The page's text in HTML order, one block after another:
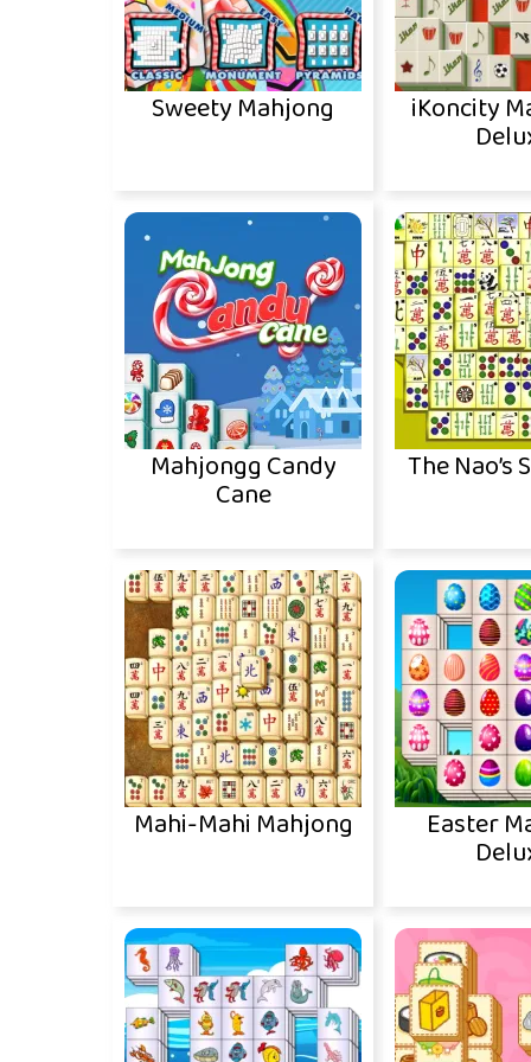
Sweety Mahjong iKoncity
Mahjongg Candy
Cane
The Nao’s
Mahi-Mahi Mahjong Easter